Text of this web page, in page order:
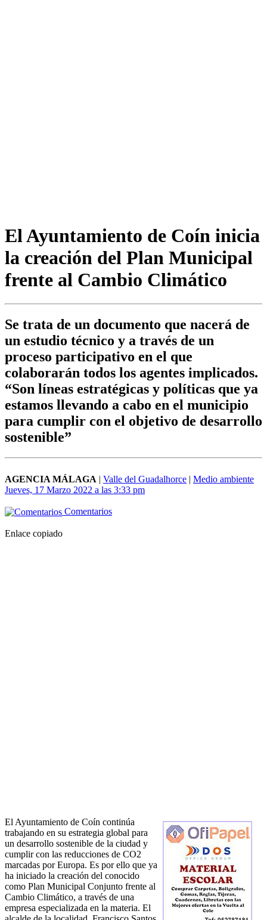
El Ayuntamiento de Coín inicia
la creación del Plan Municipal
frente al Cambio Climático
Se trata de un documento que nacerá de
un estudio técnico y a través de un
proceso participativo en el que
colaborarán todos los agentes implicados.
“Son líneas estratégicas y políticas que ya
estamos llevando a cabo en el municipio
para cumplir con el objetivo de desarrollo
sostenible”
AGENCIA MÁLAGA | Valle del Guadalhorce | Medio ambiente
Jueves, 17 Marzo 2022 a las 3:33 pm
Comentarios
Enlace copiado
El Ayuntamiento de Coín continúa
trabajando en su estrategia global para
un desarrollo sostenible de la ciudad y
cumplir con las reducciones de CO2
marcadas por Europa. Es por ello que ya
ha iniciado la creación del conocido
como Plan Municipal Conjunto frente al
Cambio Climático, a través de una
empresa especializada en la materia. El